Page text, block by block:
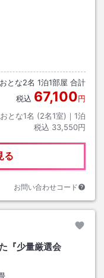
おとな2名 1泊1部屋 合計
税込 67,100円
おとな1名 (2名1室)｜ 1泊
税込 33,550円
る
お問い合わせコード
『少量厳選会